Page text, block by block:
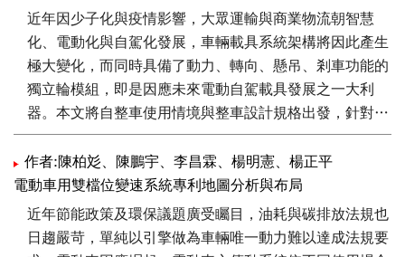
近年因少子化與疫情影響，大眾運輸與商業物流朝智慧
化、電動化與自駕化發展，車輛載具系統架構將因此產生
極大變化，而同時具備了動力、轉向、懸吊、剎車功能的
獨立輪模組，即是因應未來電動自駕載具發展之一大利
器。本文將自整車使用情境與整車設計規格出發，針對應
用了獨立輪模組之車輛底盤懸吊機構，進行動態參數項目
索引與參數範圍標定。並依照懸吊機構概念設計、分析流
程，使用Adams/Car與Insight對獨立輪模組懸吊機構概念
進行分析與設計優化。最終以整車多體動力學模型搭配模
擬情境，如5 cm壕溝路面、5 cm單邊坑洞、ISO lane
作者:陳柏彣、陳鵬宇、李昌霖、楊明憲、楊正平
電動車用雙檔位變速系統專利地圖分析與布局
近年節能政策及環保議題廣受矚目，油耗與碳排放法規也
日趨嚴苛，單純以引擎做為車輛唯一動力難以達成法規要